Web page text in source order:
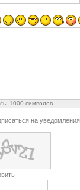
1000 символов
на